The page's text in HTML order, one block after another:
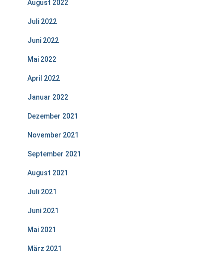
August 2022
Juli 2022
Juni 2022
Mai 2022
April 2022
Januar 2022
Dezember 2021
November 2021
September 2021
August 2021
Juli 2021
Juni 2021
Mai 2021
März 2021